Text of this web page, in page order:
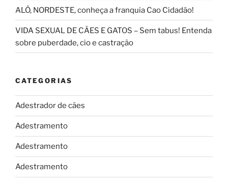
ALÔ, NORDESTE, conheça a franquia Cao Cidadão!
VIDA SEXUAL DE CÃES E GATOS – Sem tabus! Entenda
sobre puberdade, cio e castração
CATEGORIAS
Adestrador de cães
Adestramento
Adestramento
Adestramento